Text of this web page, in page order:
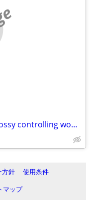
Home for any older or younger bossy controlling women
方針
使用条件
マップ